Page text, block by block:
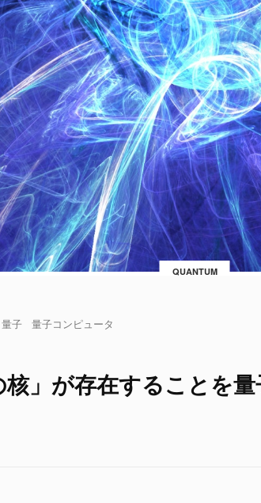
QUANTUM
量子 量子コンピュータ
」が存在することを